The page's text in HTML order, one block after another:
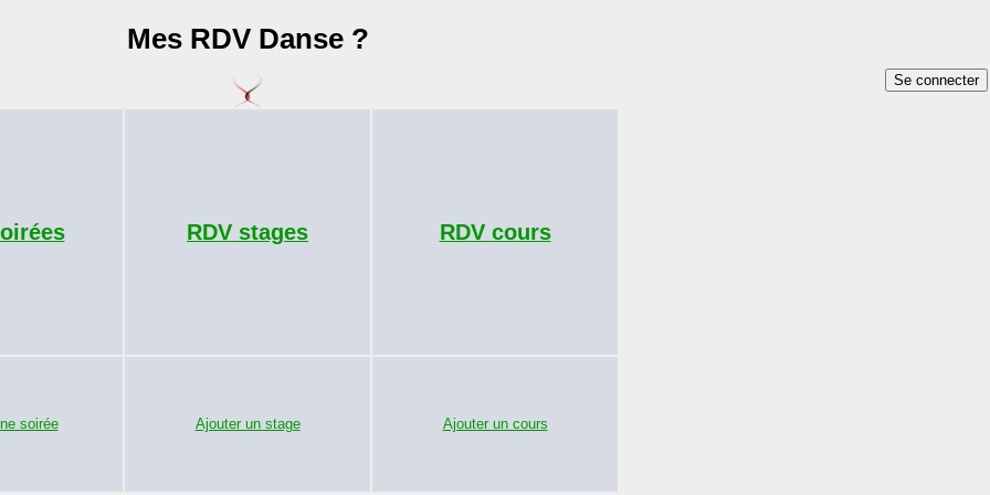
Se connecter
Mes RDV Danse ?
RDV stages RDV cours
soirée Ajouter un stage Ajouter un cours